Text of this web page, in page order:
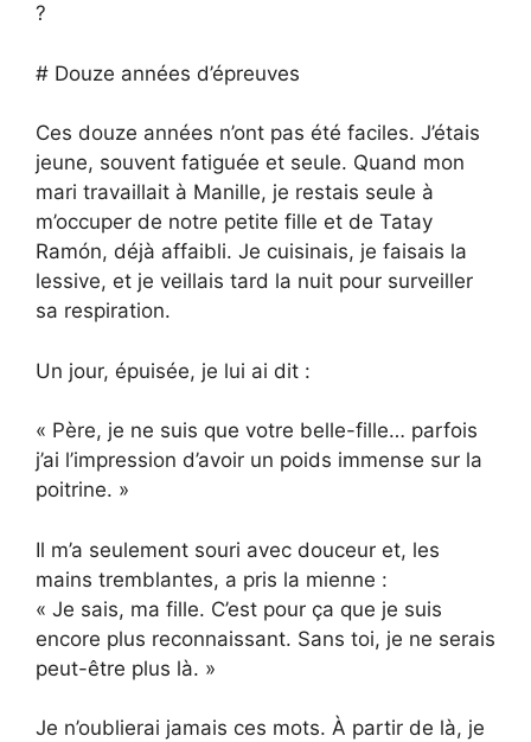
?
# Douze années d’épreuves
Ces douze années n’ont pas été faciles. J’étais
jeune, souvent fatiguée et seule. Quand mon
mari travaillait à Manille, je restais seule à
m’occuper de notre petite fille et de Tatay
Ramón, déjà affaibli. Je cuisinais, je faisais la
lessive, et je veillais tard la nuit pour surveiller
sa respiration.
Un jour, épuisée, je lui ai dit :
« Père, je ne suis que votre belle-fille… parfois
j’ai l’impression d’avoir un poids immense sur la
poitrine. »
Il m’a seulement souri avec douceur et, les
mains tremblantes, a pris la mienne :
« Je sais, ma fille. C’est pour ça que je suis
encore plus reconnaissant. Sans toi, je ne serais
peut-être plus là. »
Je n’oublierai jamais ces mots. À partir de là, je